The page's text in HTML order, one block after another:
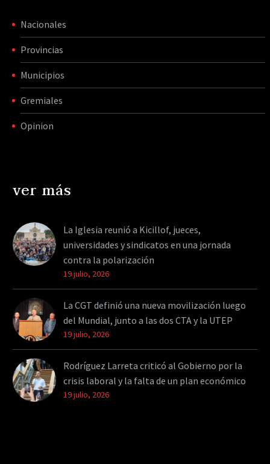
Nacionales
Provincias
Municipios
Gremiales
Opinion
ver más
La Iglesia reunió a Kicillof, jueces,
universidades y sindicatos en una jornada
contra la polarización
19 julio, 2026
La CGT definió una nueva movilización luego
del Mundial, junto a las dos CTA y la UTEP
19 julio, 2026
Rodríguez Larreta criticó al Gobierno por la
crisis laboral y la falta de un plan económico
19 julio, 2026